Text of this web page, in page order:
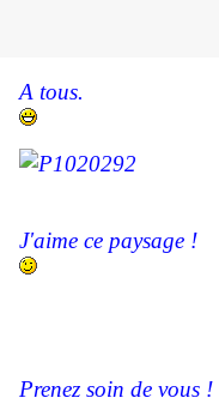
A tous.
J'aime ce paysage !
Prenez soin de vous !